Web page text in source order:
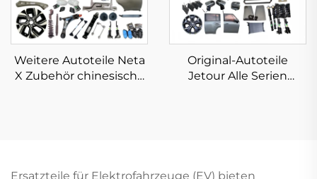
Weitere Autoteile Neta
X Zubehör chinesische
Original-Autoteile
Jetour Alle Serien
Ersatzteile für Elektrofahrzeuge (EV) bieten